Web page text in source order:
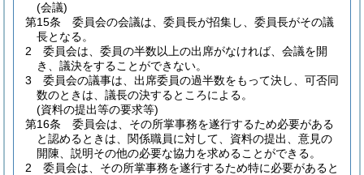
(会議)
第15条
委員会の会議は、委員長が招集し、委員長がその議
長となる。
2
委員会は、委員の半数以上の出席がなければ、会議を開
き、議決をすることができない。
3
委員会の議事は、出席委員の過半数をもって決し、可否同
数のときは、議長の決するところによる。
(資料の提出等の要求等)
第16条
委員会は、その所掌事務を遂行するため必要がある
と認めるときは、関係職員に対して、資料の提出、意見の
開陳、説明その他の必要な協力を求めることができる。
2
委員会は、その所掌事務を遂行するため特に必要があると